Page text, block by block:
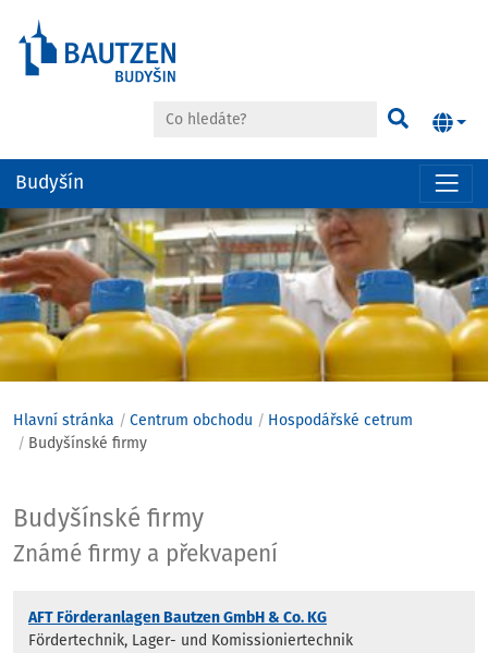
Hauptregion
der
Seite
anspringen
Co hledáte? Hledat
Budyšín
Hlavní stránka Centrum obchodu
Hospodářské cetrum
Budyšínské firmy
Budyšínské firmy
Budyšínské firmy
Známé firmy a překvapení
AFT Förderanlagen Bautzen GmbH & Co. KG
Fördertechnik, Lager- und Komissioniertechnik